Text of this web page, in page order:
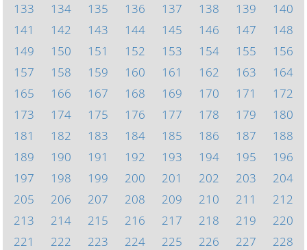
133
134 135 136 137 138 139
140
141
142 143 144 145 146 147
148
149
150 151 152 153 154 155
156
157
158 159 160 161 162 163
164
165
166 167 168 169 170 171
172
173
174 175 176 177 178 179
180
181
182 183 184 185 186 187
188
189
190 191 192 193 194 195
196
197
198 199 200 201 202 203
204
205
206 207 208 209 210 211
212
213
214 215 216 217 218 219
220
221
222 223 224 225 226 227
228